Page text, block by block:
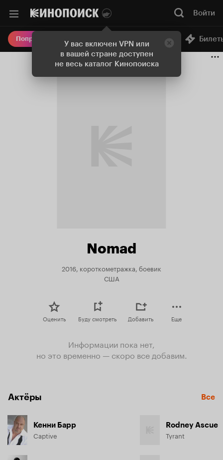
У вас включен VPN или
в вашей стране доступен
не весь каталог Кинопоиска
Войти
Попробовать Плюс Онлайн-кинотеатр
Nomad
2016, короткометражка, боевик
США
Оценить Буду смотреть Добавить Еще
Информации пока нет,
но это временно — скоро все добавим.
Актёры Все
Кенни Барр
Captive
Rodney Ascue
Tyrant